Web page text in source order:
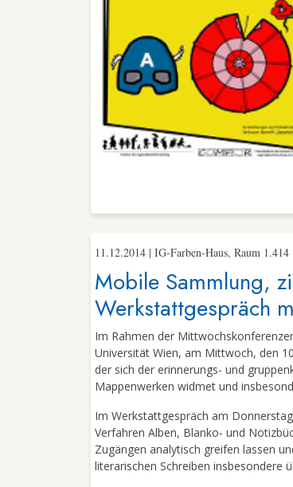
11.12.2014 | IG-Farben-Haus, Raum 1.414
Mobile Sammlung,
Werkstattgespräch
Im Rahmen der
Universität Wien, am Mittwoch, den
der sich der erinnerungs- und
Mappenwerken widmet und
Im Werkstattgespräch am
Verfahren Alben, Blanko- und
Zugängen analytisch greifen lassen
literarischen Schreiben insbesondere